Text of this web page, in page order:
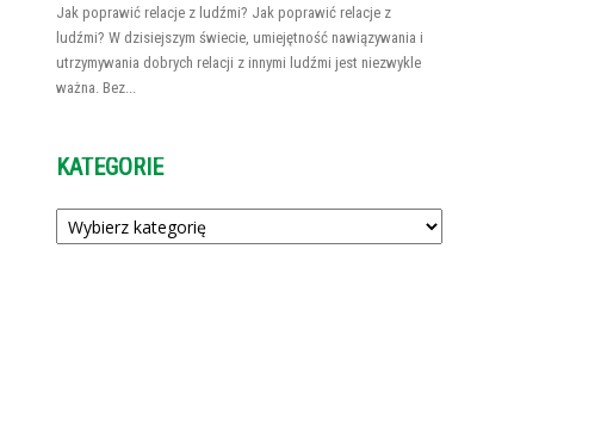
Jak poprawić relacje z ludźmi? Jak poprawić relacje z
ludźmi? W dzisiejszym świecie, umiejętność nawiązywania i
utrzymywania dobrych relacji z innymi ludźmi jest niezwykle
ważna. Bez...
KATEGORIE
Kategorie